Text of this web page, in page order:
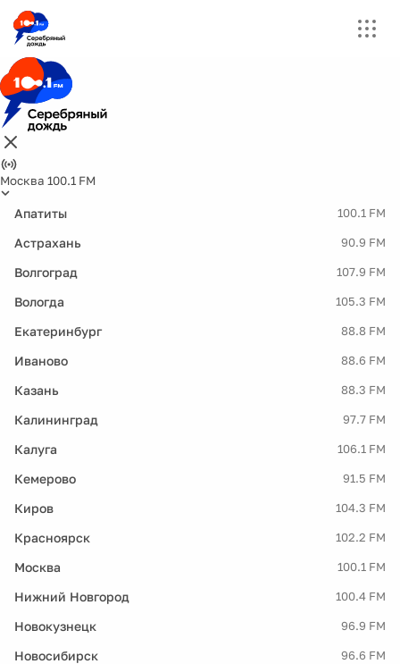
Москва 100.1 FM
Апатиты 100.1 FM
Астрахань 90.9 FM
Волгоград 107.9 FM
Вологда 105.3 FM
Екатеринбург 88.8 FM
Иваново 88.6 FM
Казань 88.3 FM
Калининград 97.7 FM
Калуга 106.1 FM
Кемерово 91.5 FM
Киров 104.3 FM
Красноярск 102.2 FM
Москва 100.1 FM
Нижний Новгород 100.4 FM
Новокузнецк 96.9 FM
Новосибирск 96.6 FM